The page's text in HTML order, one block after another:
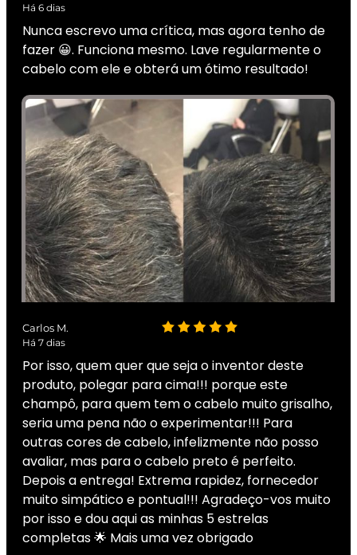
Há 6 dias
Nunca escrevo uma crítica, mas agora tenho de
fazer 😀. Funciona mesmo. Lave regularmente o
cabelo com ele e obterá um ótimo resultado!
Carlos M.
Há 7 dias
Por isso, quem quer que seja o inventor deste
produto, polegar para cima!!! porque este
champô, para quem tem o cabelo muito grisalho,
seria uma pena não o experimentar!!! Para
outras cores de cabelo, infelizmente não posso
avaliar, mas para o cabelo preto é perfeito.
Depois a entrega! Extrema rapidez, fornecedor
muito simpático e pontual!!! Agradeço-vos muito
por isso e dou aqui as minhas 5 estrelas
completas 🌟 Mais uma vez obrigado